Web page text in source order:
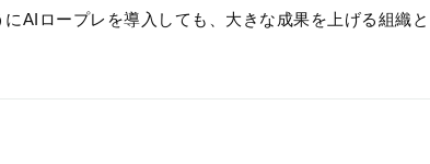
AIロープレを導入しても、大きな成果を上げる組織と